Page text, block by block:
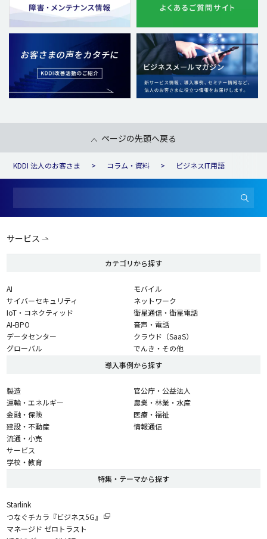
ページの先頭へ戻る
KDDI 法人のお客さま コラム・資料 ビジネスIT用語
サービス
カテゴリから探す
AI
サイバーセキュリティ
IoT・コネクティッド
AI-BPO
データセンター
グローバル
モバイル
ネットワーク
衛星通信・衛星電話
音声・電話
クラウド（SaaS）
でんき・その他
導入事例から探す
製造
運輸・エネルギー
金融・保険
建設・不動産
流通・小売
サービス
学校・教育
官公庁・公益法人
農業・林業・水産
医療・福祉
情報通信
特集・テーマから探す
Starlink
つなぐチカラ『ビジネス5G』
マネージド ゼロトラスト